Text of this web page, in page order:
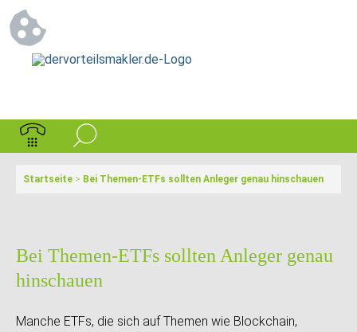
Startseite > Bei Themen-ETFs sollten Anleger genau hinschauen
Bei Themen-ETFs sollten Anleger genau
hinschauen
Manche ETFs, die sich auf Themen wie Blockchain,